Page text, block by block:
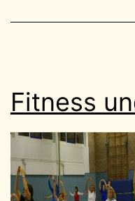
Fitness